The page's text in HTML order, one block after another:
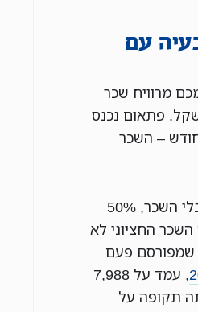
עם
מרוויח שכר
– 5,300 שקל. שכרכם הממוצע הוא גם 5,300 שקל. פתאום נכנס
– השכר
מנגד עומד השכר החציוני, הקו שחותך באמצע את מקבלי השכר, 50%
במקרה הזה השכר החציוני לא
שמפורסם פעם
, עמד על 7,988
תקופה על